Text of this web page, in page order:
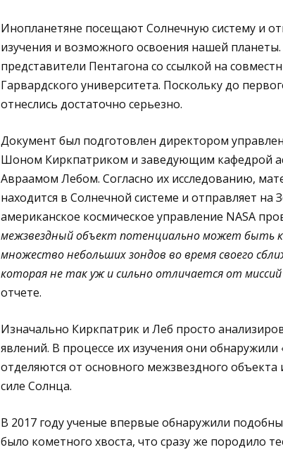
Инопланетяне посещают Солнечную систему и
изучения и возможного освоения нашей
представители Пентагона со ссылкой на
Гарвардского университета. Поскольку до
отнеслись достаточно серьезно.
Документ был подготовлен директором
Шоном Киркпатриком и заведующим кафедрой
Авраамом Лебом. Согласно их исследованию,
находится в Солнечной системе и отправляет
американское космическое управление NASA
межзвездный объект потенциально может быть
множество небольших зондов во время своего
которая не так уж и сильно отличается от
отчете.
Изначально Киркпатрик и Леб просто
явлений. В процессе их изучения они
отделяются от основного межзвездного
силе Солнца.
В 2017 году ученые впервые обнаружили
было кометного хвоста, что сразу же породило